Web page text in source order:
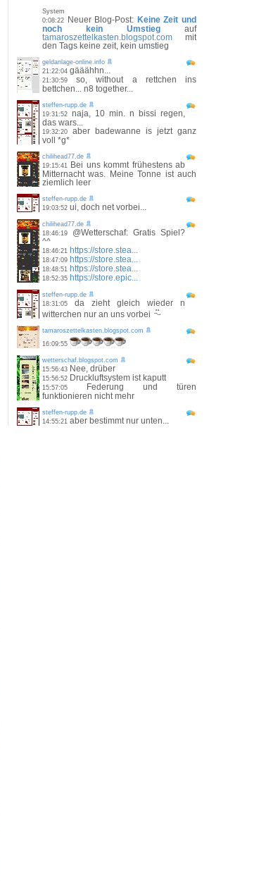
System
0:08:22
Neuer Blog-Post: Keine Zeit und
noch kein Umstieg auf
tamaroszettelkasten.blogspot.com mit
den Tags keine zeit, kein umstieg
geldanlage-online.info
21:22:04 gääähhn...
21:30:59so, without a rettchen ins
bettchen... n8 together...
steffen-rupp.de
19:31:52 naja, 10 min. n bissi regen,
das wars...
19:32:20 aber badewanne is jetzt ganz
voll *g*
chilihead77.de
19:15:41 Bei uns kommt frühestens ab
Mitternacht was. Meine Tonne ist auch
ziemlich leer
steffen-rupp.de
19:03:52 ui, doch net vorbei...
chilihead77.de
18:46:19 @Wetterschaf: Gratis Spiel?
^^
18:46:21 https://store.stea...
18:47:09 https://store.stea...
18:48:51 https://store.stea...
18:52:35 https://store.epic...
steffen-rupp.de
18:31:05 da zieht gleich wieder n
witterchen nur an uns vorbei
tamaroszettelkasten.blogspot.com
16:09:55
wetterschaf.blogspot.com
15:56:43 Nee, drüber
15:56:52 Druckluftsystem ist kaputt
15:57:05
Federung und türen
funktionieren nicht mehr
steffen-rupp.de
14:55:21 aber bestimmt nur unten...